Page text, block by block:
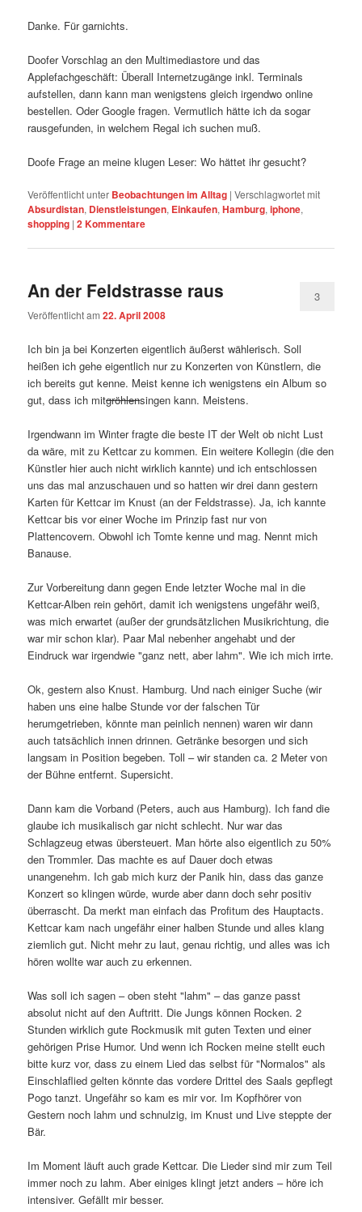
Danke. Für garnichts.
Doofer Vorschlag an den Multimediastore und das
Applefachgeschäft: Überall Internetzugänge inkl. Terminals
aufstellen, dann kann man wenigstens gleich irgendwo online
bestellen. Oder Google fragen. Vermutlich hätte ich da sogar
rausgefunden, in welchem Regal ich suchen muß.
Doofe Frage an meine klugen Leser: Wo hättet ihr gesucht?
Veröffentlicht unter Beobachtungen im Alltag |Verschlagwortet mit
Absurdistan, Dienstleistungen, Einkaufen,Hamburg,iphone,
shopping |2Kommentare
An der Feldstrasse raus
Veröffentlicht am22. April 2008
3
Ich bin ja bei Konzerten eigentlich äußerst wählerisch. Soll
heißen ich gehe eigentlich nur zu Konzerten von Künstlern, die
ich bereits gut kenne. Meist kenne ich wenigstens ein Album so
gut, dass ich mitgröhlensingen kann. Meistens.
Irgendwann im Winter fragte die beste IT der Welt ob nicht Lust
da wäre, mit zu Kettcar zu kommen. Ein weitere Kollegin (die den
Künstler hier auch nicht wirklich kannte) und ich entschlossen
uns das mal anzuschauen und so hatten wir drei dann gestern
Karten für Kettcar im Knust (an der Feldstrasse). Ja, ich kannte
Kettcar bis vor einer Woche im Prinzip fast nur von
Plattencovern. Obwohl ich Tomte kenne und mag. Nennt mich
Banause.
Zur Vorbereitung dann gegen Ende letzter Woche mal in die
Kettcar-Alben rein gehört, damit ich wenigstens ungefähr weiß,
was mich erwartet (außer der grundsätzlichen Musikrichtung, die
war mir schon klar). Paar Mal nebenher angehabt und der
Eindruck war irgendwie "ganz nett, aber lahm". Wie ich mich irrte.
Ok, gestern also Knust. Hamburg. Und nach einiger Suche (wir
haben uns eine halbe Stunde vor der falschen Tür
herumgetrieben, könnte man peinlich nennen) waren wir dann
auch tatsächlich innen drinnen. Getränke besorgen und sich
langsam in Position begeben. Toll – wir standen ca. 2 Meter von
der Bühne entfernt. Supersicht.
Dann kam die Vorband (Peters, auch aus Hamburg). Ich fand die
glaube ich musikalisch gar nicht schlecht. Nur war das
Schlagzeug etwas übersteuert. Man hörte also eigentlich zu 50%
den Trommler. Das machte es auf Dauer doch etwas
unangenehm. Ich gab mich kurz der Panik hin, dass das ganze
Konzert so klingen würde, wurde aber dann doch sehr positiv
überrascht. Da merkt man einfach das Profitum des Hauptacts.
Kettcar kam nach ungefähr einer halben Stunde und alles klang
ziemlich gut. Nicht mehr zu laut, genau richtig, und alles was ich
hören wollte war auch zu erkennen.
Was soll ich sagen – oben steht "lahm" – das ganze passt
absolut nicht auf den Auftritt. Die Jungs können Rocken. 2
Stunden wirklich gute Rockmusik mit guten Texten und einer
gehörigen Prise Humor. Und wenn ich Rocken meine stellt euch
bitte kurz vor, dass zu einem Lied das selbst für "Normalos" als
Einschlaflied gelten könnte das vordere Drittel des Saals gepflegt
Pogo tanzt. Ungefähr so kam es mir vor. Im Kopfhörer von
Gestern noch lahm und schnulzig, im Knust und Live steppte der
Bär.
Im Moment läuft auch grade Kettcar. Die Lieder sind mir zum Teil
immer noch zu lahm. Aber einiges klingt jetzt anders – höre ich
intensiver. Gefällt mir besser.